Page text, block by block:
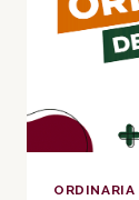
ORDINARIA